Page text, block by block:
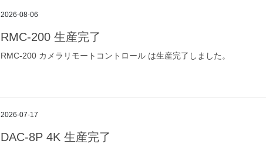
2026-08-06
RMC-200 生産完了
RMC-200 カメラリモートコントロール は生産完了しました。
2026-07-17
DAC-8P 4K 生産完了